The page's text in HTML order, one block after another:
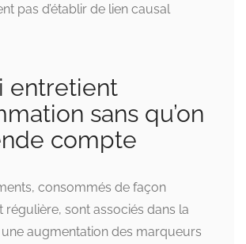
pas d’établir de lien causal
entretient
sans qu’on
compte
consommés de façon
régulière, sont associés dans la
augmentation des marqueurs